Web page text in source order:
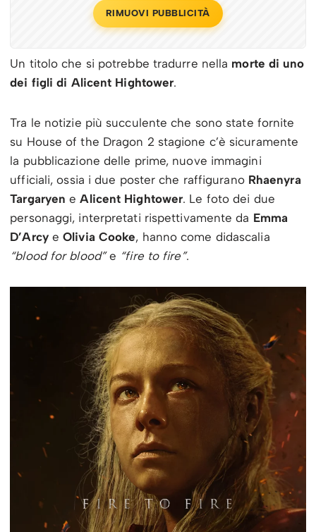
RIMUOVI PUBBLICITÀ
Un titolo che si potrebbe tradurre nella morte di uno
dei figli di Alicent Hightower.
Tra le notizie più succulente che sono state fornite
su House of the Dragon 2 stagione c’è sicuramente
la pubblicazione delle prime, nuove immagini
ufficiali, ossia i due poster che raffigurano Rhaenyra
Targaryen eAlicent Hightower. Le foto dei due
personaggi, interpretati rispettivamente da Emma
D’ArcyeOlivia Cooke, hanno come didascalia
“blood for blood”e “fire to fire”.